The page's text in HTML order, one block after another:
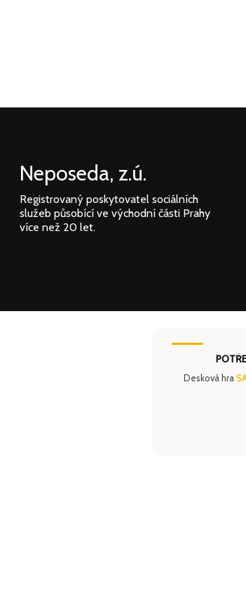
Neposeda, z.ú.
Registrovaný poskytovatel sociálních
služeb působící ve východní části Prahy
více než 20 let.
Desková hra